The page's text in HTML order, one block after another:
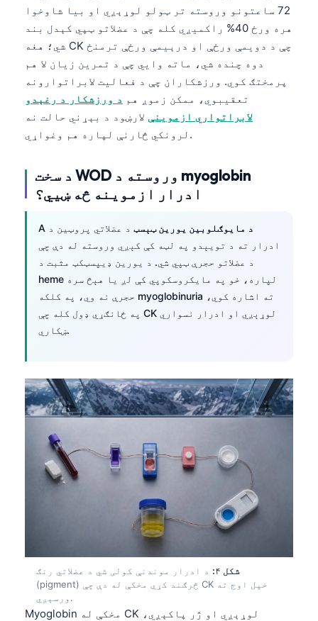
72 ساعتونو وروسته تر ټولو لوړېږي او بیا شاوخوا
هره ورځ 40% راکمیږي کله چې د عضلاتو ټپي کېدل بند
شي؛ هغه CK چې د دویمې ورځې او درېیمې ورځې ترمنځ
دوه چنده شي، ماته وايي چې د تمرین زیان لا هم
پرمختګ کوي. ورزشکاران چې د فعالیت لابراتوارونه
تعقیبوي، ممکن زموږ هم د ورزشکار د رغېدو
لابراتواري ازموینې لارښود د بېړني حالت نه
لرونکي څارنې لپاره هم وغواړي.
د سخت WOD وروسته د myoglobin
ادرار ازموینه څه ښيي؟
A د مایوګلوبین یورین ټېسټ د عضلاتي پروټین د
ادرار ته د تویېدو په لټه کې کېږي وروسته له دې چې
د عضلاتو حجرې ټپي شي. د یورین ډیپسټکټ مثبت د
heme لپاره، خو په مایکروسکوپي کې لږ یا هېڅ سره
حجرې نه وي، په کلکه myoglobinuria ته اشاره کوي،
په ځانګړي ډول کله چې CK لوړېږي او ادرار نسواري
ښکاري.
شکل ۴:
د ادرار موندنې کولی شي د عضلاتي رنګ
(pigment) څرګند کړي مخکې له دې چې CK خپل اوج ته
ورسېږي.
Myoglobin مخکې له CK لوړېږي او ژر پاکېږي،